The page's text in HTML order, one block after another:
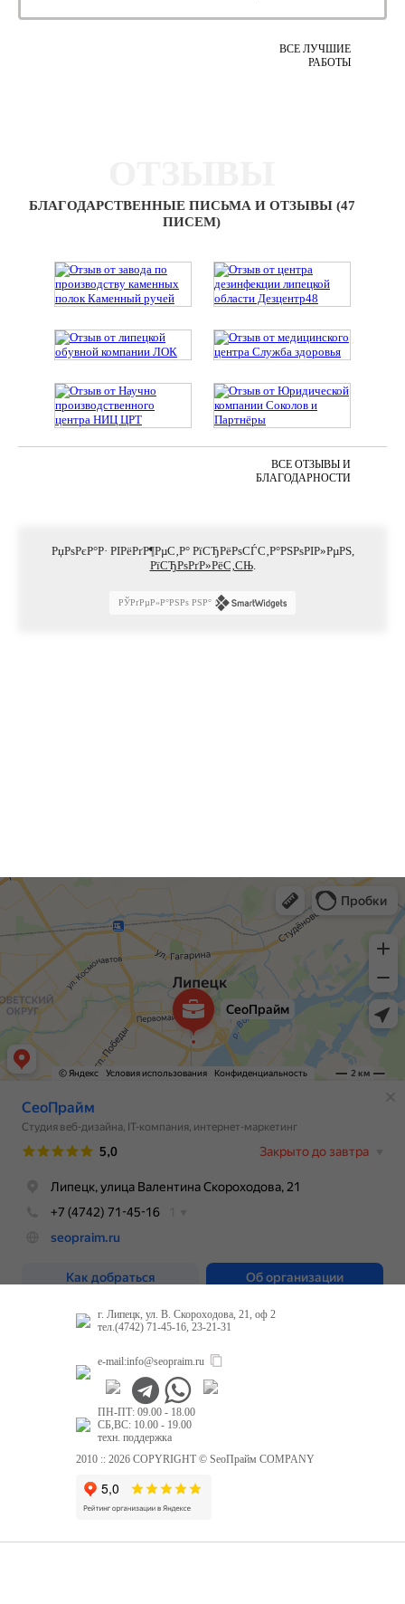
ВСЕ ЛУЧШИЕ
РАБОТЫ
БЛАГОДАРСТВЕННЫЕ ПИСЬМА И ОТЗЫВЫ (47
ПИСЕМ)
ВСЕ ОТЗЫВЫ И
БЛАГОДАРНОСТИ
РџРѕРєР°Р· РІРёРґР¶РµС‚Р° РїСЂРёРѕСЃС‚Р°РЅРѕРІР»РµРЅ,
РїСЂРѕРґР»РёС‚СЊ.
РЎРґРµР»Р°РЅРѕ РЅР°
г. Липецк, ул. В. Скороходова, 21, оф 2
тел.(4742) 71-45-16, 23-21-31
e-mail:info@seopraim.ru
ПН-ПТ: 09.00 - 18.00
СБ,ВС: 10.00 - 19.00
техн. поддержка
2010 :: 2026 COPYRIGHT © SeoПрайм COMPANY